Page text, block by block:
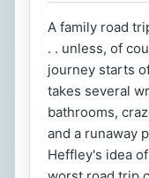
A family road
. . unless, of
journey starts
takes several
bathrooms,
and a runaway
Heffley's idea